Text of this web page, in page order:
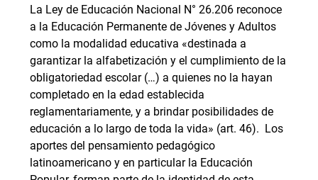
La Ley de Educación Nacional N° 26.206 reconoce
a la Educación Permanente de Jóvenes y Adultos
como la modalidad educativa «destinada a
garantizar la alfabetización y el cumplimiento de la
obligatoriedad escolar (…) a quienes no la hayan
completado en la edad establecida
reglamentariamente, y a brindar posibilidades de
educación a lo largo de toda la vida» (art. 46). Los
aportes del pensamiento pedagógico
latinoamericano y en particular la Educación